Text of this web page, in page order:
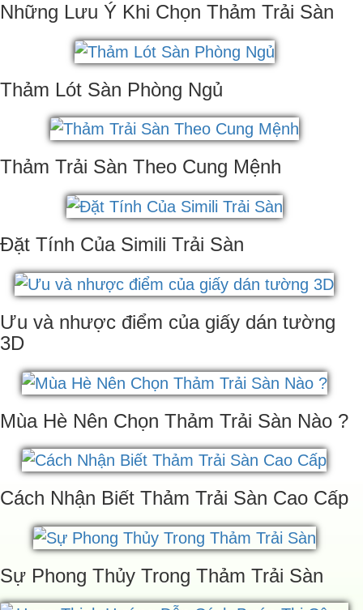
Những Lưu Ý Khi Chọn Thảm Trải Sàn
Thảm Lót Sàn Phòng Ngủ
Thảm Trải Sàn Theo Cung Mệnh
Đặt Tính Của Simili Trải Sàn
Ưu và nhược điểm của giấy dán tường
3D
Mùa Hè Nên Chọn Thảm Trải Sàn Nào ?
Cách Nhận Biết Thảm Trải Sàn Cao Cấp
Sự Phong Thủy Trong Thảm Trải Sàn